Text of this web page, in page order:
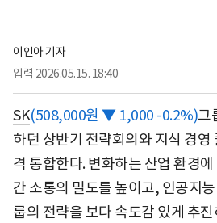
이인아 기자
입력 2026.05.15. 18:40
SK(508,000원 ▼ 1,000 -0.2%)그
하던 상반기 전략회의와 지식 경
격 통합한다. 변화하는 산업 환경
간 소통의 밀도를 높이고, 인공지
룹의 전략을 보다 속도감 있게 추